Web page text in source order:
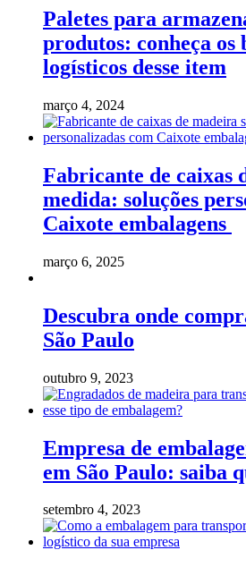
Paletes para
produtos: conheça os
logísticos desse item
março 4, 2024
Fabricante de caixas
medida: soluções
Caixote embalagens
março 6, 2025
Descubra onde
São Paulo
outubro 9, 2023
Empresa de
em São Paulo: saiba
setembro 4, 2023